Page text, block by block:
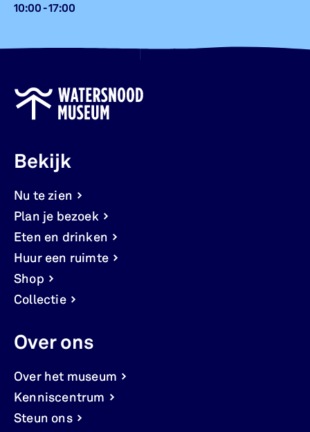
10:00 - 17:00
Bekijk
Nu te zien
Plan je bezoek
Eten en drinken
Huur een ruimte
Shop
Collectie
Over ons
Over het museum
Kenniscentrum
Steun ons